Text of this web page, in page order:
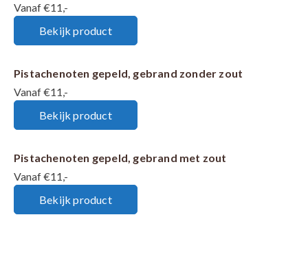
Vanaf €11,-
Bekijk product
Pistachenoten gepeld, gebrand zonder zout
Vanaf €11,-
Bekijk product
Pistachenoten gepeld, gebrand met zout
Vanaf €11,-
Bekijk product